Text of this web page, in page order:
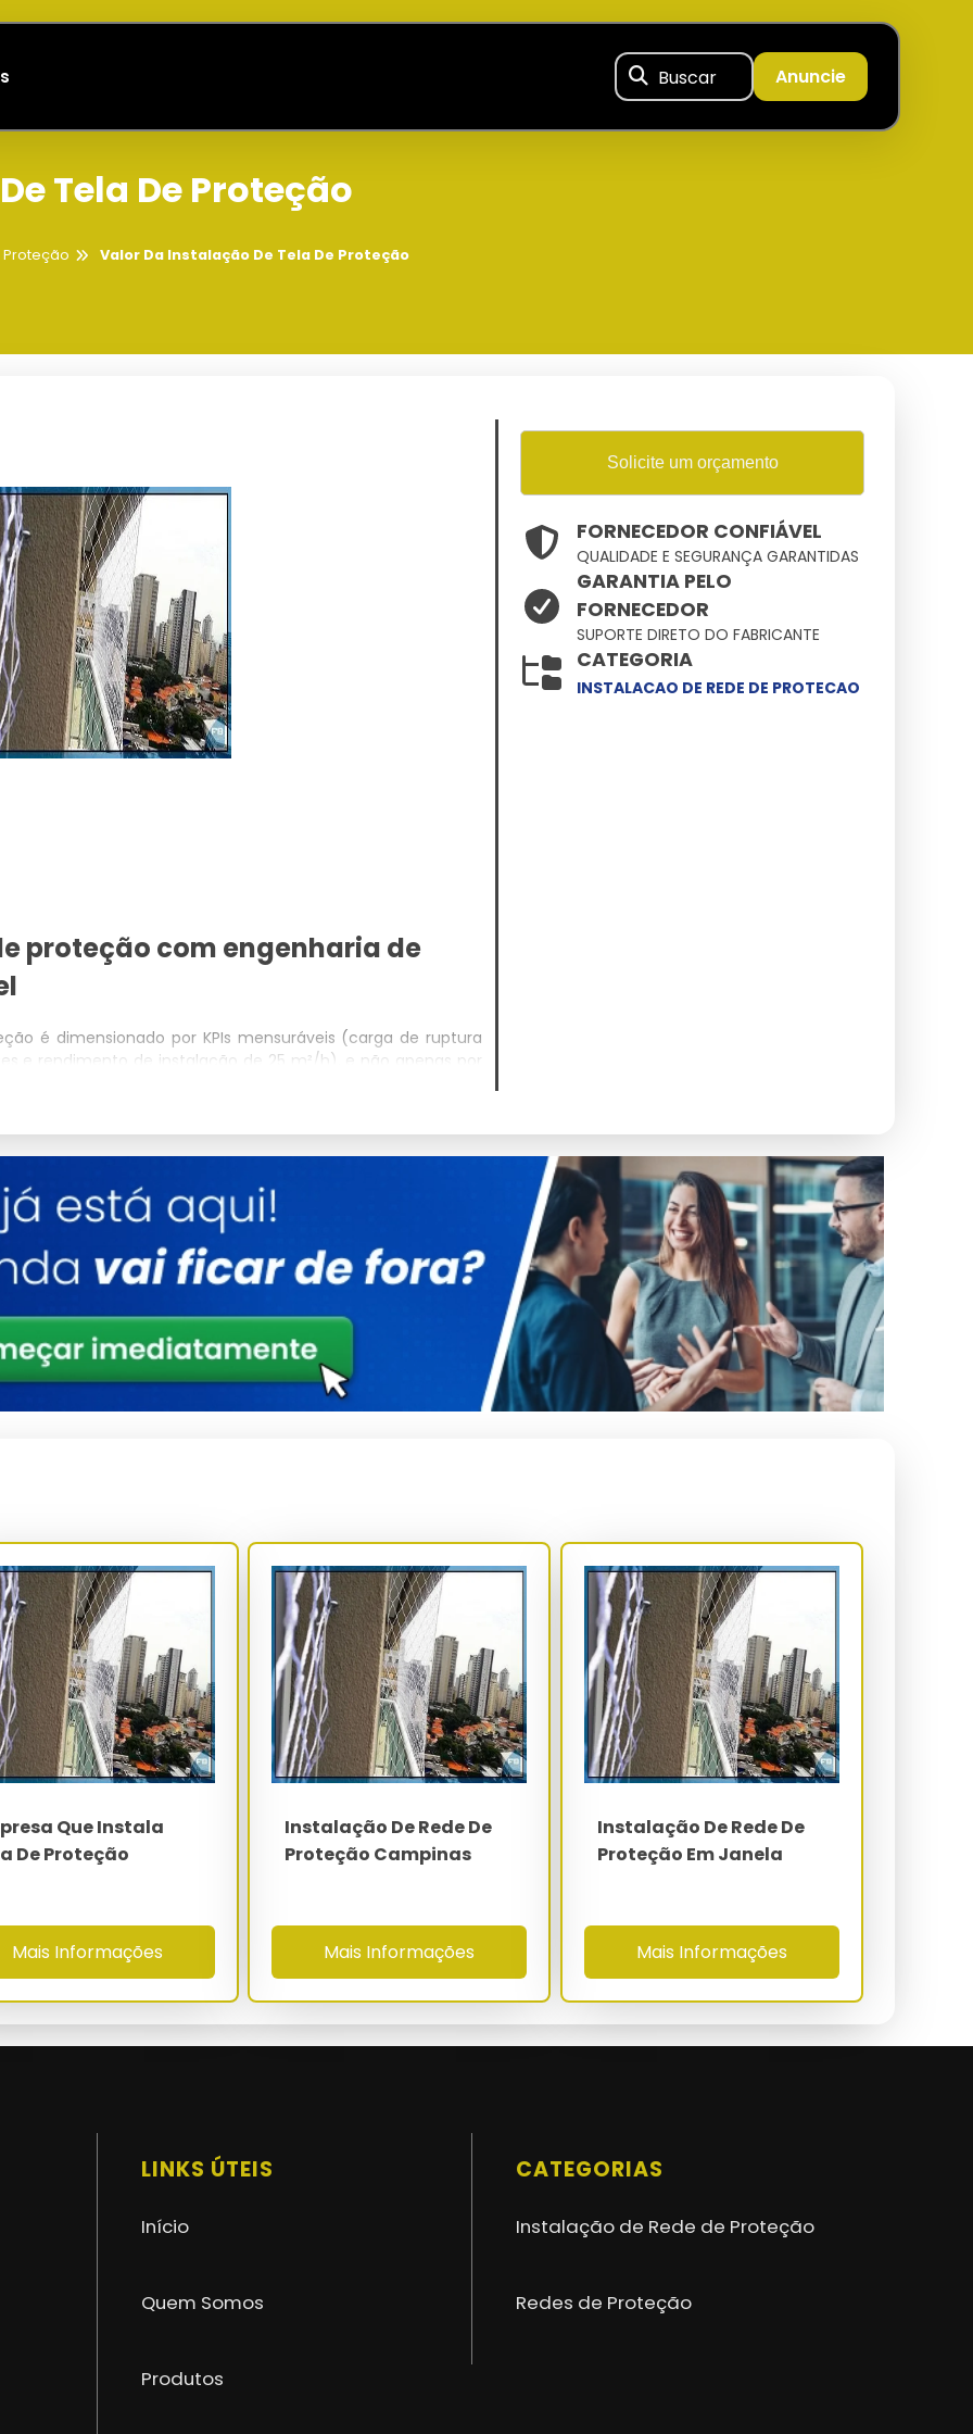
Buscar Anuncie
Tela De Proteção
Valor Da Instalação De Tela De Proteção
proteção com engenharia de
é dimensionado por KPIs mensuráveis (carga de ruptura
e rendimento de instalação de 25 m²/h), e não apenas por
sob radiação UV intensa.
com diâmetro de 5 mm e nó triplo termossoldado a 180°C,
tração cíclica. Cada nó é ensaiado conforme ASTM D-5034
assegurando resistência mecânica superior a 500 kgf
fotogramétrico do substrato, ensaio de arrancamento
de deformação elástica. O rendimento médio da equipe
e 60 m²/h em perímetro industrial contínuo, elevando o
de obra por metro quadrado instalado.
de fabricação. O check-list final é assinado digitalmente
exigência do Código de Defesa do Consumidor.
exige avaliação prévia da estanqueidade da junta e
perfuração de perfis sem reforço estrutural. O uso de fita
perimetral reduz em até 35% a vibração transmitida à
coletiva em regime contínuo com baixa manutenção
Especificação
PEAD virgem com 0.2% de negro de fumo
3x3 cm pet - 5x5 cm geral - 12x12 cm
esportiva
2.0 mm a 3.5 mm
Aço galvanizado a fogo 3.0 mm
máximo de 30 cm
-40°C a 80°C
Solicite um orçamento
FORNECEDOR CONFIÁVEL
QUALIDADE E SEGURANÇA GARANTIDAS
GARANTIA PELO
FORNECEDOR
SUPORTE DIRETO DO FABRICANTE
CATEGORIA
INSTALACAO DE REDE DE PROTECAO
Que Instala
De Proteção
Mais Informações
Instalação De Rede De
Proteção Campinas
Mais Informações
Instalação De Rede De
Proteção Em Janela
Mais Informações
LINKS ÚTEIS
Início
Quem Somos
Produtos
CATEGORIAS
Instalação de Rede de Proteção
Redes de Proteção